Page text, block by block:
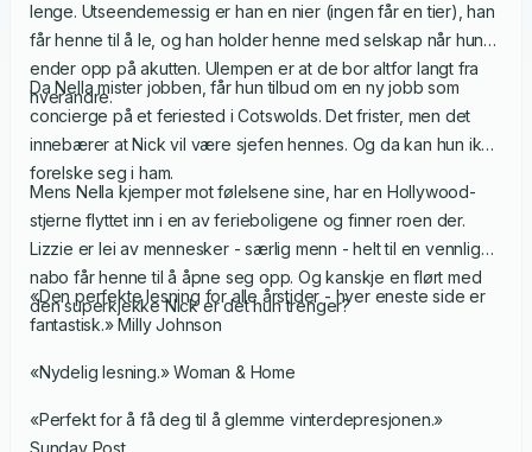
lenge. Utseendemessig er han en nier (ingen får en tier), han
får henne til å le, og han holder henne med selskap når hun
ender opp på akutten. Ulempen er at de bor altfor langt fra
hverandre.
Da Nella mister jobben, får hun tilbud om en ny jobb som
concierge på et feriested i Cotswolds. Det frister, men det
innebærer at Nick vil være sjefen hennes. Og da kan hun ikke
forelske seg i ham.
Mens Nella kjemper mot følelsene sine, har en Hollywood-
stjerne flyttet inn i en av ferieboligene og finner roen der.
Lizzie er lei av mennesker - særlig menn - helt til en vennlig
nabo får henne til å åpne seg opp. Og kanskje en flørt med
den superkjekke Nick er det hun trenger?
«Den perfekte lesning for alle årstider - hver eneste side er
fantastisk.» Milly Johnson
«Nydelig lesning.» Woman & Home
«Perfekt for å få deg til å glemme vinterdepresjonen.»
Sunday Post